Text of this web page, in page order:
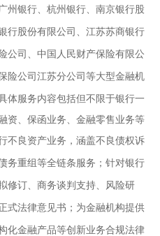
州银行、杭州银行、南京银行股
行股份有限公司、江苏苏商银行
公司、中国人民财产保险有限公
险公司江苏分公司 等大型金融机
体服务内容包括但不限于银行一
资、保函业务、金融零售业务等
不良资产业务，涵盖不良债权诉
务重组等全链条服务；针对银行
修订、商务谈判支持、风险研
式法律意见书；为金融机构提供
化金融产品等创新业务合规法律